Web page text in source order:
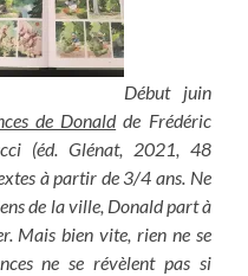
Début juin
de Donaldde Frédéric
(éd. Glénat, 2021, 48
à partir de 3/4 ans. Ne
de la ville, Donald part à
Mais bien vite, rien ne se
ne se révèlent pas si